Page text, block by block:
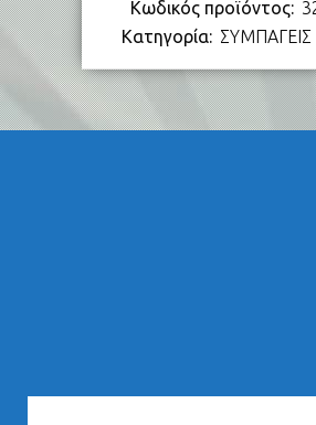
Κωδικός προϊόντος:
Κατηγορία: